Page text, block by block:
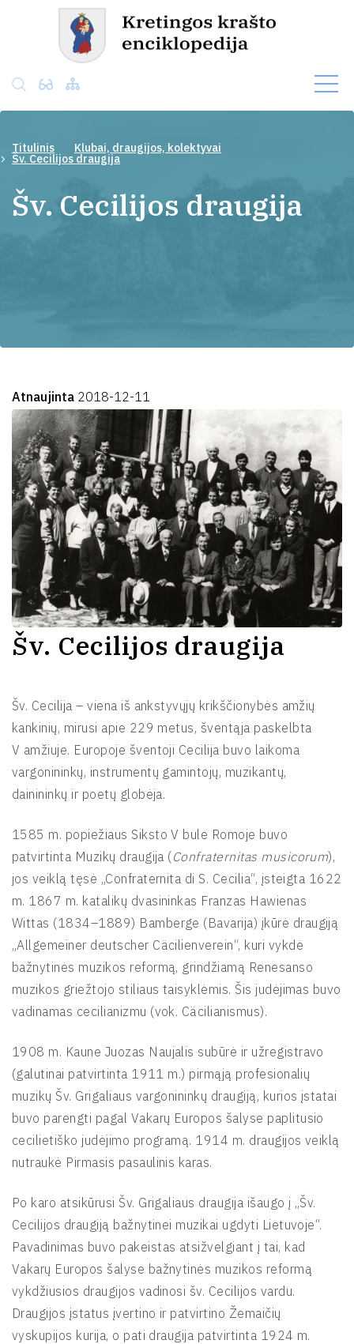
Titulinis Klubai, draugijos, kolektyvai
Šv. Cecilijos draugija
Šv. Cecilijos draugija
Atnaujinta 2018-12-11
Šv. Cecilijos draugija
Šv. Cecilija – viena iš ankstyvųjų krikščionybės amžių
kankinių, mirusi apie 229 metus, šventąja paskelbta
V amžiuje. Europoje šventoji Cecilija buvo laikoma
vargonininkų, instrumentų gamintojų, muzikantų,
dainininkų ir poetų globėja.
1585 m. popiežiaus Siksto V bule Romoje buvo
patvirtinta Muzikų draugija (Confraternitas musicorum),
jos veiklą tęsė „Confraternita di S. Cecilia“, įsteigta 1622
m. 1867 m. katalikų dvasininkas Franzas Hawienas
Wittas (1834–1889) Bamberge (Bavarija) įkūrė draugiją
„Allgemeiner deutscher Cäcilienverein“, kuri vykdė
bažnytinės muzikos reformą, grindžiamą Renesanso
muzikos griežtojo stiliaus taisyklėmis. Šis judėjimas buvo
vadinamas cecilianizmu (vok. Cäcilianismus).
1908 m. Kaune Juozas Naujalis subūrė ir užregistravo
(galutinai patvirtinta 1911 m.) pirmąją profesionalių
muzikų Šv. Grigaliaus vargonininkų draugiją, kurios įstatai
buvo parengti pagal Vakarų Europos šalyse paplitusio
cecilietiško judėjimo programą. 1914 m. draugijos veiklą
nutraukė Pirmasis pasaulinis karas.
Po karo atsikūrusi Šv. Grigaliaus draugija išaugo į „Šv.
Cecilijos draugiją bažnytinei muzikai ugdyti Lietuvoje“.
Pavadinimas buvo pakeistas atsižvelgiant į tai, kad
Vakarų Europos šalyse bažnytinės muzikos reformą
vykdžiusios draugijos vadinosi šv. Cecilijos vardu.
Draugijos įstatus įvertino ir patvirtino Žemaičių
vyskupijos kurija, o pati draugija patvirtinta 1924 m.